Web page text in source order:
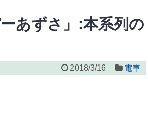
あずさ」:本系列の
2018/3/16 電車